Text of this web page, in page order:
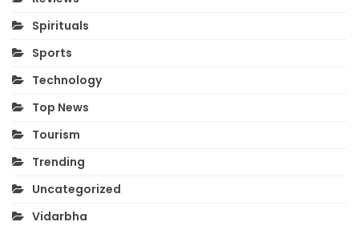
Spirituals
Sports
Technology
Top News
Tourism
Trending
Uncategorized
Vidarbha